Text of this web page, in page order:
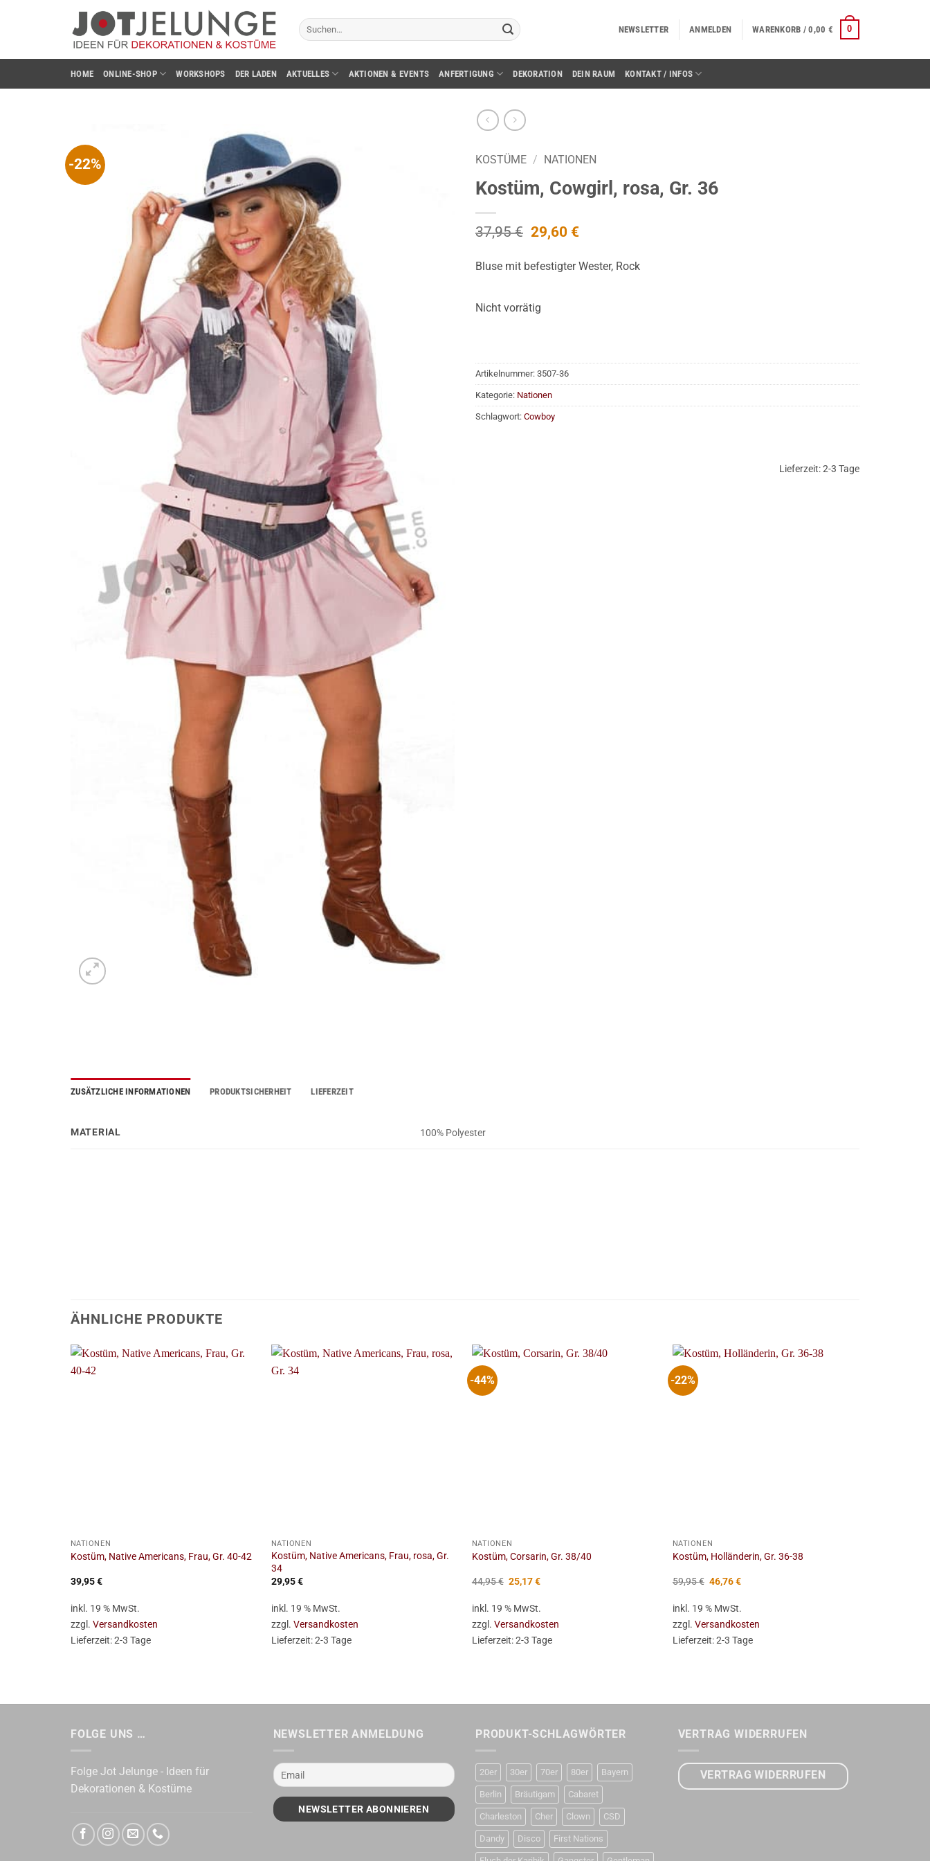
Suchen
nach:
NEWSLETTER ANMELDEN WARENKORB /0,00 € 0
HOME ONLINE-SHOP WORKSHOPS DER LADEN AKTUELLES AKTIONEN & EVENTS ANFERTIGUNG DEKORATION DEIN RAUM KONTAKT / INFOS
-22% KOSTÜME / NATIONEN
Kostüm, Cowgirl, rosa, Gr. 36
37,95€ Ursprünglicher
Preis
war:
37,95 €
29,60€Aktueller
ist:
29,60 €.
Bluse mit befestigter Wester, Rock
Nicht vorrätig
Artikelnummer: 3507-36
Kategorie: Nationen
Schlagwort: Cowboy
Lieferzeit:2-3 Tage
ZUSÄTZLICHE INFORMATIONEN PRODUKTSICHERHEIT LIEFERZEIT
MATERIAL 100% Polyester
ÄHNLICHE PRODUKTE
NATIONEN
Kostüm, Native Americans, Frau, Gr. 40-42
39,95€
inkl. 19 % MwSt.
zzgl. Versandkosten
Lieferzeit:2-3 Tage
NATIONEN
Kostüm, Native Americans, Frau, rosa, Gr.
34
29,95€
inkl. 19 % MwSt.
zzgl. Versandkosten
Lieferzeit:2-3 Tage
-44%
NATIONEN
Kostüm, Corsarin, Gr. 38/40
44,95€ Ursprünglicher
44,95 €
25,17€Aktueller
25,17 €.
inkl. 19 % MwSt.
zzgl. Versandkosten
Lieferzeit:2-3 Tage
-22%
NATIONEN
Kostüm, Holländerin, Gr. 36-38
59,95€ Ursprünglicher
59,95 €
46,76€Aktueller
46,76 €.
inkl. 19 % MwSt.
zzgl. Versandkosten
Lieferzeit:2-3 Tage
FOLGE UNS …
Folge Jot Jelunge - Ideen für
Dekorationen & Kostüme
NEWSLETTER ANMELDUNG PRODUKT-SCHLAGWÖRTER
20er 30er 70er 80er Bayern
Berlin Bräutigam Cabaret
Charleston Cher Clown CSD
Dandy Disco First Nations
VERTRAG WIDERRUFEN
VERTRAG WIDERRUFEN